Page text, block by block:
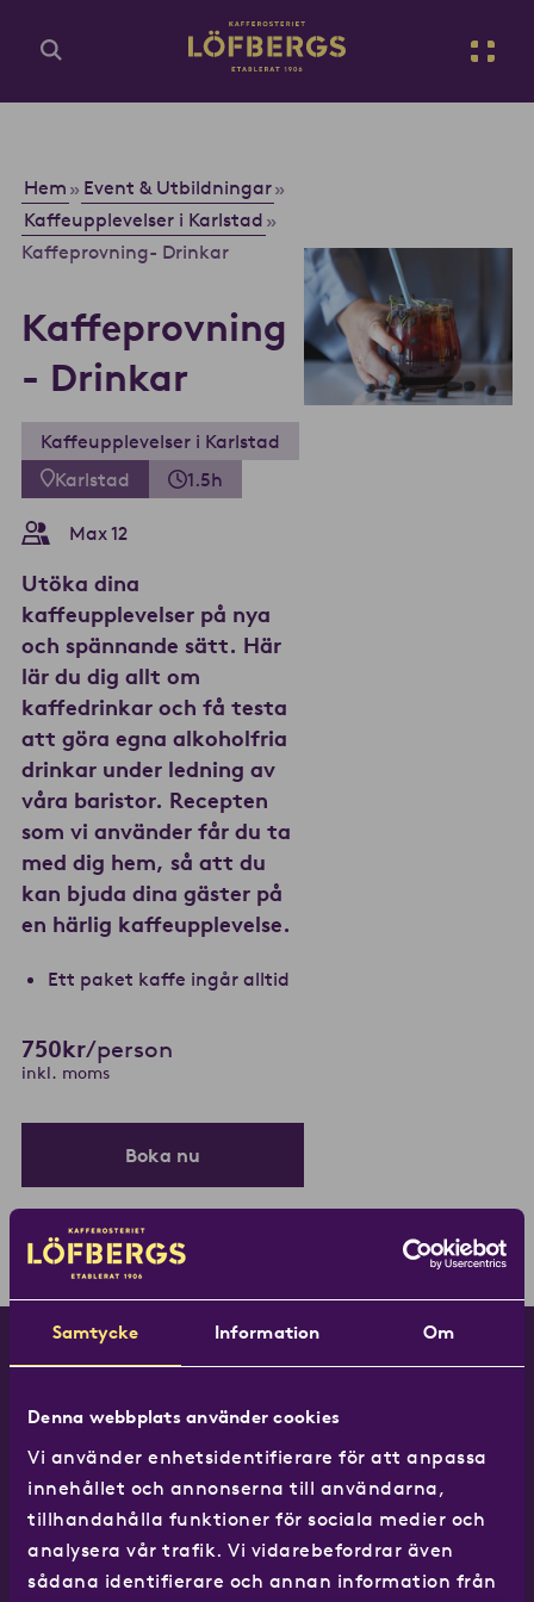
Samtycke Information Om
Denna webbplats använder cookies
Vi använder enhetsidentifierare för att anpassa
innehållet och annonserna till användarna,
tillhandahålla funktioner för sociala medier och
analysera vår trafik. Vi vidarebefordrar även
sådana identifierare och annan information från
Gå till huvudinnehåll
Sv
Hem » Event & Utbildningar»
Kaffeupplevelser i Karlstad »
Kaffeprovning- Drinkar
Kaffeprovning
- Drinkar
Kaffeupplevelser i Karlstad
Karlstad
1.5h
Max 12
Utöka dina
kaffeupplevelser på nya
och spännande sätt. Här
lär du dig allt om
kaffedrinkar och få testa
att göra egna alkoholfria
drinkar under ledning av
våra baristor. Recepten
som vi använder får du ta
med dig hem, så att du
kan bjuda dina gäster på
en härlig kaffeupplevelse.
Ett paket kaffe ingår alltid
750kr/person
inkl. moms
Boka nu
Facebook
Instagram
X YouTube
LinkedIn